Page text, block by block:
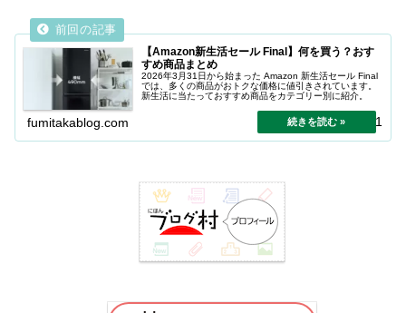
【Amazon新生活セール Final】何を買う？おす
すめ商品まとめ
2026年3月31日から始まった Amazon 新生活セール Final
では、多くの商品がおトクな価格に値引きされています。
新生活に当たっておすすめ商品をカテゴリー別に紹介。
fumitakablog.com 2026.03.31